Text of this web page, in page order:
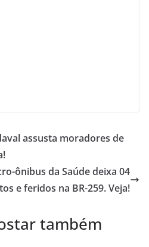
assusta moradores de
ônibus da Saúde deixa 04
e feridos na BR-259. Veja!
também